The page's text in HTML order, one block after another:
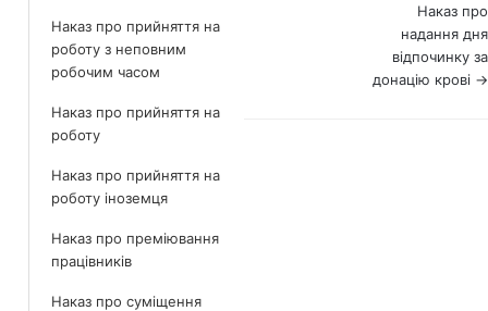
Наказ про прийняття на
роботу з неповним
робочим часом
Наказ про прийняття на
роботу
Наказ про прийняття на
роботу іноземця
Наказ про преміювання
працівників
Наказ про суміщення
документах
Наказ про
надання дня
відпочинку за
донацію крові →